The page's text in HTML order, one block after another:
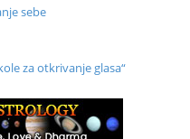
sebe
za otkrivanje glasa“
Online – otvoreno za